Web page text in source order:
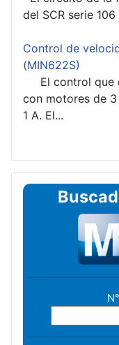
del SCR serie
Control de
(MIN622S)
El control que
con motores de
1 A. El...